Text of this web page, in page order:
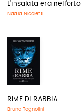
L'insalata era nell'orto
Nadia Nicoletti
RIME DI RABBIA
Bruno Tognolini